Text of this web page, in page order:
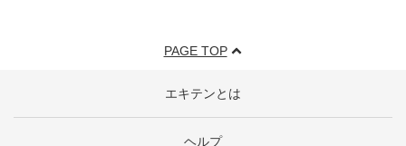
PAGE TOP
エキテンとは
ヘルプ